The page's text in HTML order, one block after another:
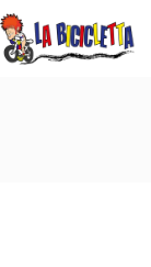
al
contenuto